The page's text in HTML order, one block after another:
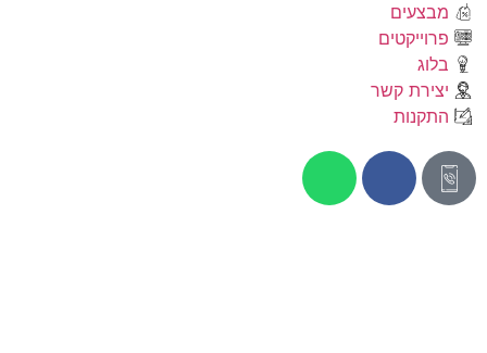
מבצעים
פרוייקטים
בלוג
יצירת קשר
התקנות